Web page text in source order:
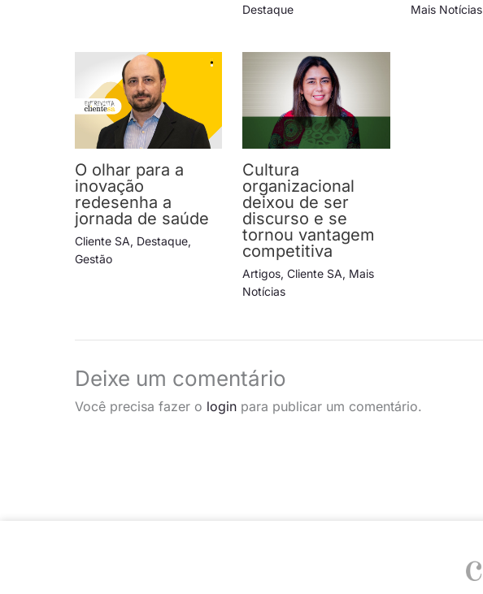
Destaque
Mais Notícias
O olhar para a
inovação
redesenha a
jornada de saúde
Cliente SA, Destaque,
Gestão
Cultura
organizacional
deixou de ser
discurso e se
tornou vantagem
competitiva
Artigos,Cliente SA, Mais
Notícias
Deixe um comentário
Você precisa fazer o login para publicar um comentário.